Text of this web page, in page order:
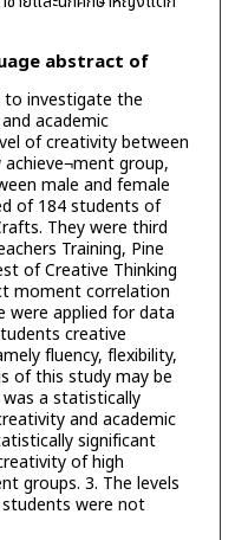
abstract of
to investigate the
academic
of creativity between
group,
male and female
of 184 students of
They were third
Training, Pine
of Creative Thinking
moment correlation
were applied for data
creative
fluency, flexibility,
of this study may be
a statistically
and academic
significant
of high
groups. 3. The levels
were not